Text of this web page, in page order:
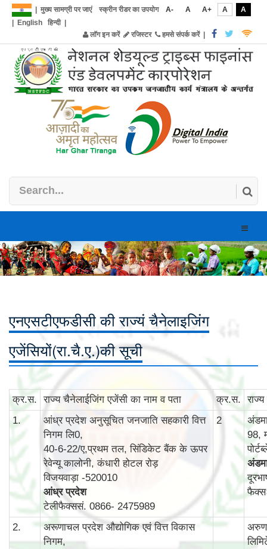
मुख्य सामग्री पर जाएं स्क्रीन रीडर का उपयोग A- A A+ A
A
English हिन्दी|
लॉग इन करें
रजिस्टर हमसे संपर्क करें|
Toggle
एनएसटीएफडीसी की राज्यं चैनेलाइजिंग
एजेंसियों(रा.चै.ए.)की सूची
क्र.स. राज्‍य चैनेलाईजिंग एजेंसी का नाम व पता क्र.स.
1.
आंध्र प्रदेश अनुसूचित जनजाति सहकारी वित्त
निगम लि0,
40-6-22/ए,प्रथम तल, सिंडिकेट बैंक के ऊपर
रेवेन्‍यू कालोनी, कंधारी होटल रोड़
विजयवाड़ा -520010
आंध्र प्रदेश
टेलीफैक्ससं. 0866- 2475989
2
98,
2.
अरूणाचल प्रदेश औद्योगिक एवं वित्त विकास
निगम,